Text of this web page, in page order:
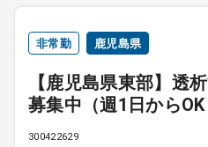
非常勤 鹿児島県
【鹿児島県東部】
募集中（週1日からOK
300422629